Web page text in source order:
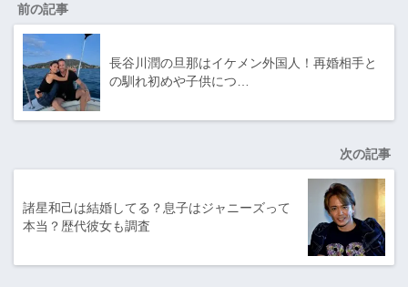
前の記事
長谷川潤の旦那はイケメン外国人！再婚相手と
の馴れ初めや子供につ…
次の記事
諸星和己は結婚してる？息子はジャニーズって
本当？歴代彼女も調査